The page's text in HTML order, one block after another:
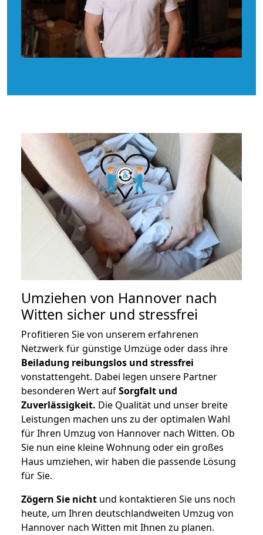
Umziehen von Hannover nach
Witten sicher und stressfrei
Profitieren Sie von unserem erfahrenen
Netzwerk für günstige Umzüge oder dass ihre
Beiladung reibungslos und stressfrei
vonstattengeht. Dabei legen unsere Partner
besonderen Wert aufSorgfalt und
Zuverlässigkeit. Die Qualität und unser breite
Leistungen machen uns zu der optimalen Wahl
für Ihren Umzug von Hannover nach Witten. Ob
Sie nun eine kleine Wohnung oder ein großes
Haus umziehen, wir haben die passende Lösung
für Sie.
Zögern Sie nicht und kontaktieren Sie uns noch
heute, um Ihren deutschlandweiten Umzug von
Hannover nach Witten mit Ihnen zu planen.